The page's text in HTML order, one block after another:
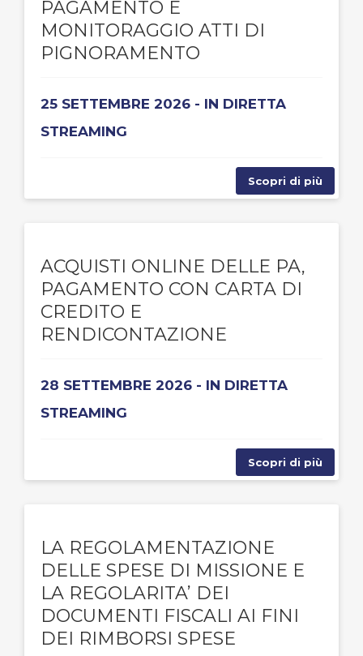
PAGAMENTO E
MONITORAGGIO ATTI DI
PIGNORAMENTO
25 SETTEMBRE 2026 - IN DIRETTA
STREAMING
Scopri di più
ACQUISTI ONLINE DELLE PA,
PAGAMENTO CON CARTA DI
CREDITO E
RENDICONTAZIONE
28 SETTEMBRE 2026 - IN DIRETTA
STREAMING
Scopri di più
LA REGOLAMENTAZIONE
DELLE SPESE DI MISSIONE E
LA REGOLARITA’ DEI
DOCUMENTI FISCALI AI FINI
DEI RIMBORSI SPESE